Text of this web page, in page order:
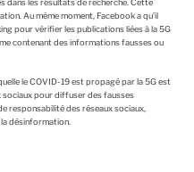
dans les résultats de recherche. Cette
Au même moment, Facebook a qu’il
pour vérifier les publications liées à la 5G
contenant des informations fausses ou
le COVID-19 est propagé par la 5G est
sociaux pour diffuser des fausses
responsabilité des réseaux sociaux,
la désinformation.